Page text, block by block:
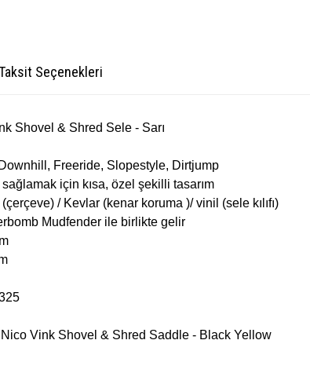
Seçenekleri
Shovel & Shred Sele - Sarı
Freeride, Slopestyle, Dirtjump
için kısa, özel şekilli tasarım
/ Kevlar (kenar koruma )/ vinil (sele kılıfı)
Mudfender ile birlikte gelir
Vink Shovel & Shred Saddle - Black Yellow